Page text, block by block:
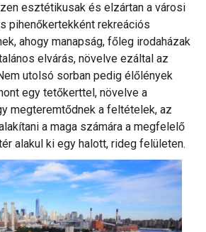
esztétikusak és elzártan a városi
pihenőkertekként rekreációs
ahogy manapság, főleg irodaházak
elvárás, növelve ezáltal az
utolsó sorban pedig élőlények
egy tetőkerttel, növelve a
megteremtődnek a feltételek, az
a maga számára a megfelelő
alakul ki egy halott, rideg felületen.